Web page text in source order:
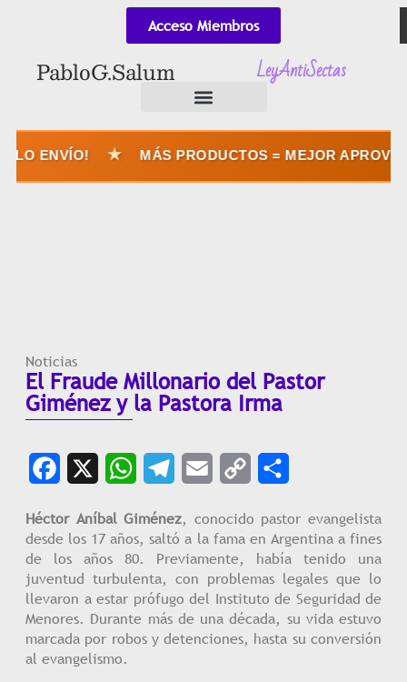
Acceso Miembros
Pablo G. Salum LeyAntiSectas
ENVÍO! ★ MÁS PRODUCTOS = MEJOR
Noticias
El Fraude Millonario del Pastor
Giménez y la Pastora Irma
Facebook WhatsAppTelegramEmail
Copy
Héctor Aníbal Giménez, conocido pastor evangelista
desde los 17 años, saltó a la fama en Argentina a fines
de los años 80. Previamente, había tenido una
juventud turbulenta, con problemas legales que lo
llevaron a estar prófugo del Instituto de Seguridad de
Menores. Durante más de una década, su vida estuvo
marcada por robos y detenciones, hasta su conversión
al evangelismo.